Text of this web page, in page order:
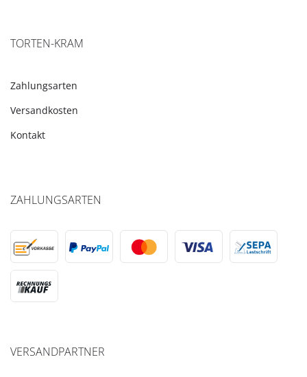
TORTEN-KRAM
Zahlungsarten
Versandkosten
Kontakt
ZAHLUNGSARTEN
VERSANDPARTNER